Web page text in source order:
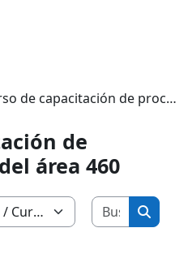
Curso de capacitación de procedimientos del área 460
de
área 460
Buscar